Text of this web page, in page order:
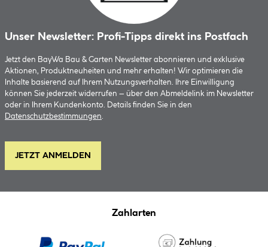
Unser Newsletter: Profi-Tipps direkt ins Postfach
Jetzt den BayWa Bau & Garten Newsletter abonnieren und exklusive
Aktionen, Produktneuheiten und mehr erhalten! Wir optimieren die
Inhalte basierend auf Ihrem Nutzungsverhalten. Ihre Einwilligung
können Sie jederzeit widerrufen – über den Abmeldelink im Newsletter
oder in Ihrem Kundenkonto. Details finden Sie in den
Datenschutzbestimmungen.
JETZT ANMELDEN
Zahlarten